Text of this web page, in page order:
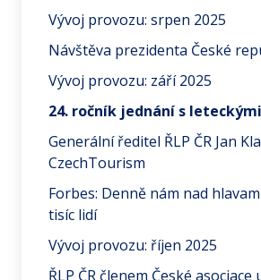
Vývoj provozu: srpen 2025
Návštěva prezidenta České
Vývoj provozu: září 2025
24. ročník jednání s
Generální ředitel ŘLP ČR Jan
CzechTourism
Forbes: Denně nám nad
tisíc lidí
Vývoj provozu: říjen 2025
ŘLP ČR členem České asociace